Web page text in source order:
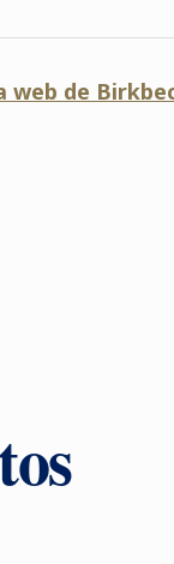
web de